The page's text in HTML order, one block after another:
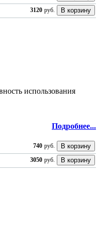
3120 руб.
использования
Подробнее...
740 руб.
3050 руб.